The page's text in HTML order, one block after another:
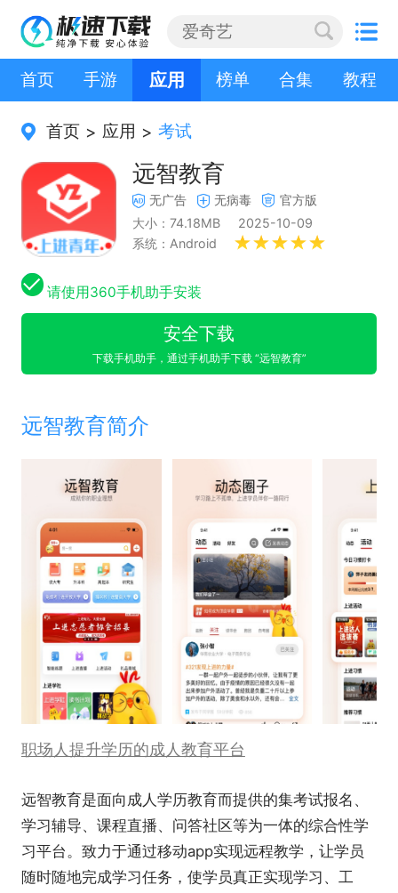
首页 手游 应用 榜单 合集 教程
首页 > 应用 > 考试
远智教育
无广告 无病毒
官方版
大小：74.18MB
2025-10-09
系统：Android
请使用360手机助手安装
安全下载
下载手机助手，通过手机助手下载 “远智教育”
远智教育简介
职场人提升学历的成人教育平台
远智教育是面向成人学历教育而提供的集考试报名、
学习辅导、课程直播、问答社区等为一体的综合性学
习平台。致力于通过移动app实现远程教学，让学员
随时随地完成学习任务，使学员真正实现学习、工